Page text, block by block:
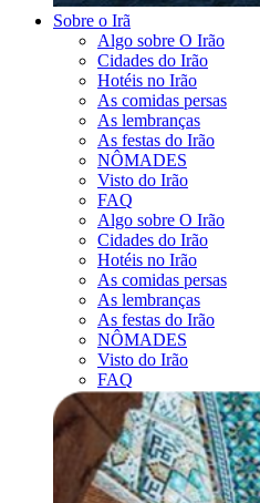
Sobre o Irã
Algo sobre O Irão
Cidades do Irão
Hotéis no Irão
As comidas persas
As lembranças
As festas do Irão
NÔMADES
Visto do Irão
FAQ
Algo sobre O Irão
Cidades do Irão
Hotéis no Irão
As comidas persas
As lembranças
As festas do Irão
NÔMADES
Visto do Irão
FAQ